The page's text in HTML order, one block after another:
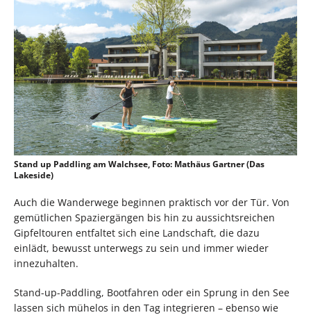
Stand up Paddling am Walchsee, Foto: Mathäus Gartner (Das
Lakeside)
Auch die Wanderwege beginnen praktisch vor der Tür. Von
gemütlichen Spaziergängen bis hin zu aussichtsreichen
Gipfeltouren entfaltet sich eine Landschaft, die dazu
einlädt, bewusst unterwegs zu sein und immer wieder
innezuhalten.
Stand-up-Paddling, Bootfahren oder ein Sprung in den See
lassen sich mühelos in den Tag integrieren – ebenso wie